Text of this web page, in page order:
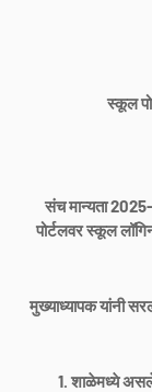
स्कूल
संच मान्यता
पोर्टलवर स्कूल
मुख्याध्यापक यांनी
1. शाळेमध्ये